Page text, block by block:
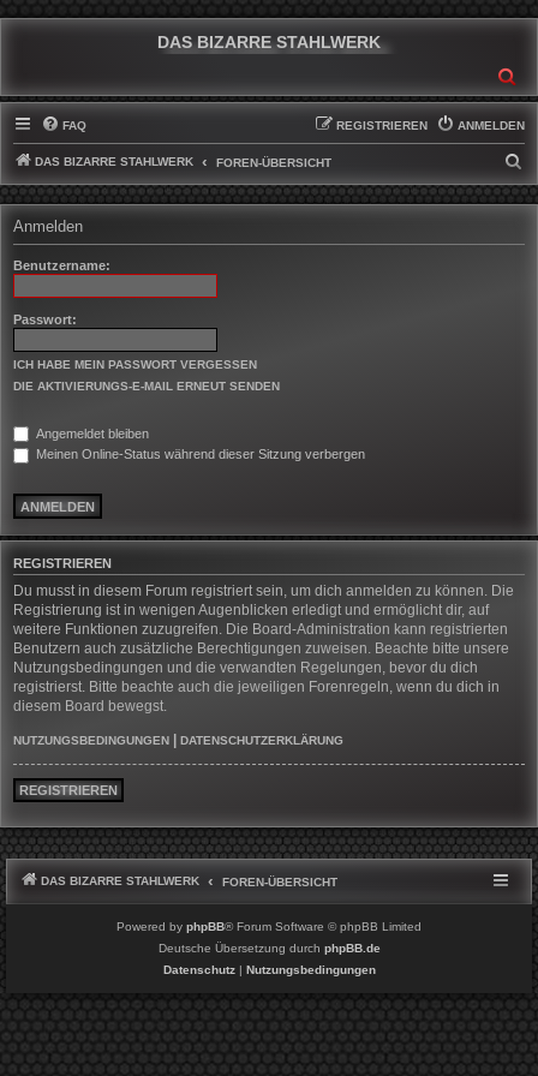
DAS BIZARRE STAHLWERK
FAQ ANMELDEN
REGISTRIEREN
DAS BIZARRE STAHLWERK FOREN-ÜBERSICHT
U
H
Anmelden
Benutzername:
Passwort:
ICH HABE MEIN PASSWORT VERGESSEN
DIE AKTIVIERUNGS-E-MAIL ERNEUT SENDEN
Angemeldet bleiben
Meinen Online-Status während dieser Sitzung verbergen
REGISTRIEREN
Du musst in diesem Forum registriert sein, um dich anmelden zu können. Die
Registrierung ist in wenigen Augenblicken erledigt und ermöglicht dir, auf
weitere Funktionen zuzugreifen. Die Board-Administration kann registrierten
Benutzern auch zusätzliche Berechtigungen zuweisen. Beachte bitte unsere
Nutzungsbedingungen und die verwandten Regelungen, bevor du dich
registrierst. Bitte beachte auch die jeweiligen Forenregeln, wenn du dich in
diesem Board bewegst.
NUTZUNGSBEDINGUNGEN DATENSCHUTZERKLÄRUNG
REGISTRIEREN
DAS BIZARRE STAHLWERK FOREN-ÜBERSICHT
Powered by phpBB® Forum Software © phpBB Limited
Deutsche Übersetzung durch phpBB.de
Datenschutz| Nutzungsbedingungen